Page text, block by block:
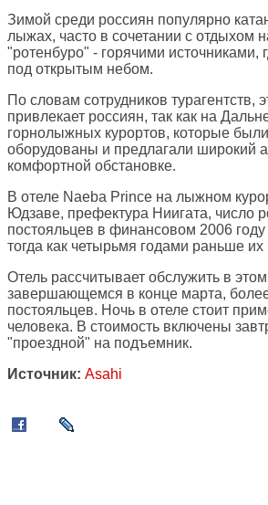
Зимой среди россиян популярно
лыжах, часто в сочетании с отдыхом
"ротенбуро" - горячими источниками,
под открытым небом.
По словам сотрудников турагентств,
привлекает россиян, так как на
горнолыжных курортов, которые
оборудованы и предлагали широкий
комфортной обстановке.
В отеле Naeba Prince на лыжном
Юдзаве, префектура Ниигата, число
постояльцев в финансовом 2006
тогда как четырьмя годами раньше
Отель рассчитывает обслужить в
завершающемся в конце марта,
постояльцев. Ночь в отеле стоит
человека. В стоимость включены
"проездной" на подъемник.
Источник: Asahi